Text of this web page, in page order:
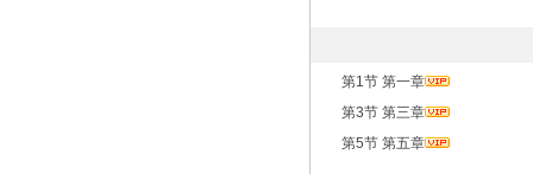
第1节 第一章
第3节 第三章
第5节 第五章